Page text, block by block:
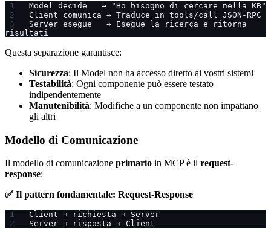
Model decide   → "Ho bisogno di cercare nella KB"
Client comunica → Traduce in tools/call JSON-RPC
Server esegue   → Esegue la ricerca e ritorna
risultati
Questa separazione garantisce:
Sicurezza: Il Model non ha accesso diretto ai vostri sistemi
Testabilità: Ogni componente può essere testato
indipendentemente
Manutenibilità: Modifiche a un componente non impattano
gli altri
Modello di Comunicazione
Il modello di comunicazione primario in MCP è il request-
response:
✅ Il pattern fondamentale: Request-Response
Client → richiesta → Server
Server → risposta → Client